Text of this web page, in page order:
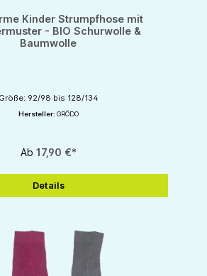
Kinder Strumpfhose mit
- BIO Schurwolle &
Baumwolle
Größe: 92/98 bis 128/134
Hersteller: GRÖDO
Ab 17,90 €*
Details